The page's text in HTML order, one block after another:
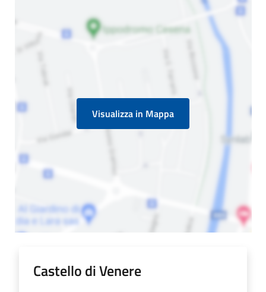
Visualizza in Mappa
Castello di Venere